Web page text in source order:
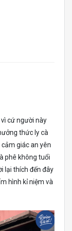
cứ người này
thức ly cà
giác an yên
phê không tuổi
lại thích đến đây
hình kỉ niệm và